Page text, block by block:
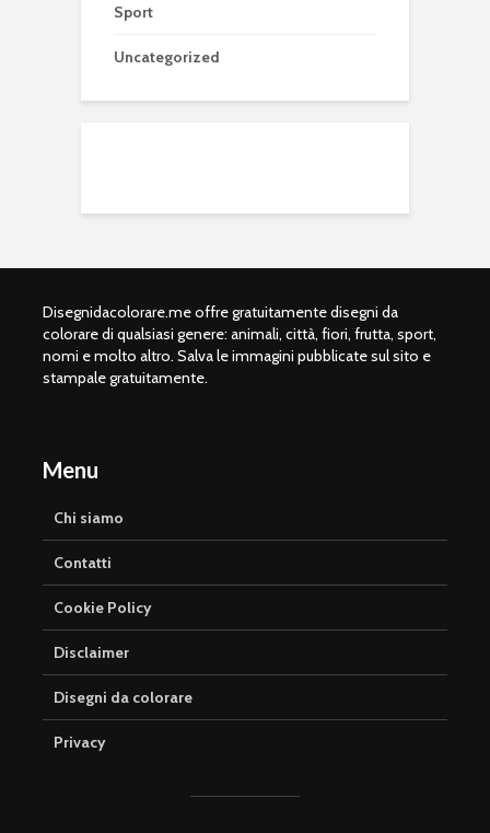
Sport
Uncategorized
Disegnidacolorare.me offre gratuitamente disegni da
colorare di qualsiasi genere: animali, città, fiori, frutta, sport,
nomi e molto altro. Salva le immagini pubblicate sul sito e
stampale gratuitamente.
Menu
Chi siamo
Contatti
Cookie Policy
Disclaimer
Disegni da colorare
Privacy